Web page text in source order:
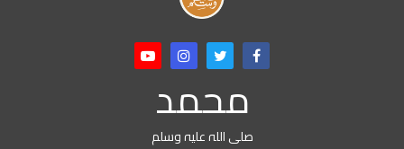
محمد
صلی اللہ علیہ وسلم